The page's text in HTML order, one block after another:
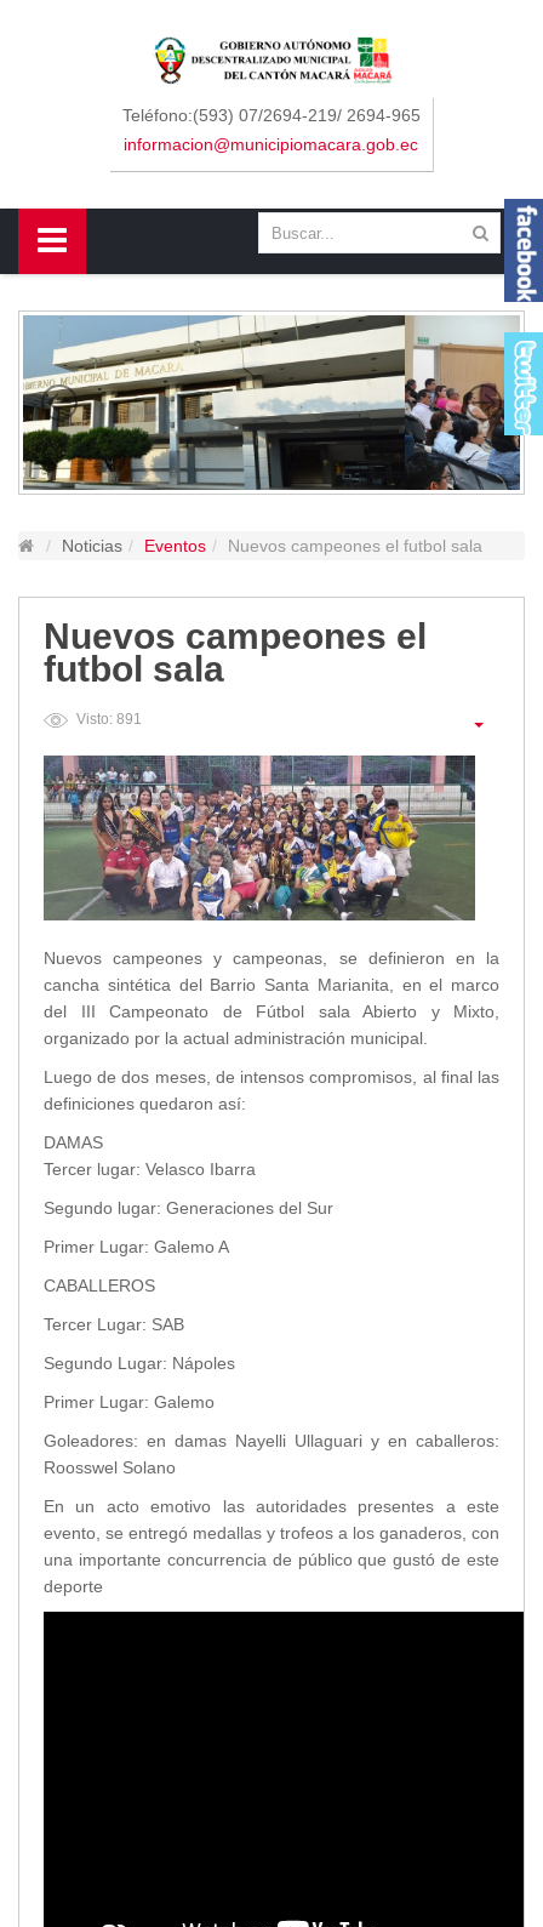
Teléfono:(593) 07/2694-219/ 2694-965
informacion@municipiomacara.gob.ec
Noticias Eventos Nuevos campeones el futbol sala
Nuevos campeones el
futbol sala
Visto: 891
Nuevos campeones y campeonas, se definieron en la
cancha sintética del Barrio Santa Marianita, en el marco
del III Campeonato de Fútbol sala Abierto y Mixto,
organizado por la actual administración municipal.
Luego de dos meses, de intensos compromisos, al final las
definiciones quedaron así:
DAMAS
Tercer lugar: Velasco Ibarra
Segundo lugar: Generaciones del Sur
Primer Lugar: Galemo A
CABALLEROS
Tercer Lugar: SAB
Segundo Lugar: Nápoles
Primer Lugar: Galemo
Goleadores: en damas Nayelli Ullaguari y en caballeros:
Roosswel Solano
En un acto emotivo las autoridades presentes a este
evento, se entregó medallas y trofeos a los ganaderos, con
una importante concurrencia de público que gustó de este
deporte
Sidebar Menu
Concejo
Departamentos
Contáctenos
Macará
Cantón
Himno a Macará
Símbolos Patrios
Gastronomía
Parques
Balnearios
Petroglifos
Plan de Desarrollo Turístico
Noticias
Obras
Asambleas
Convenios
Eventos
Socializaciones
Reuniones
Deportes
Social
LOTAIP
2026
2025
2020
2024
2021
2016
2019
2018
2017
2015
2014